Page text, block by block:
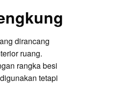
dirancang
ruang.
rangka besi
tetapi